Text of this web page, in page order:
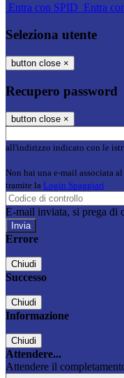
Entra con SPID Entra
Seleziona utente
button close ×
Recupero password
button close ×
all'indirizzo indicato con le
Non hai una e-mail associata
tramite la Login Spaggiari
E-mail inviata, si prega di
Errore
Chiudi
Successo
Chiudi
Informazione
Chiudi
Attendere...
Attendere il